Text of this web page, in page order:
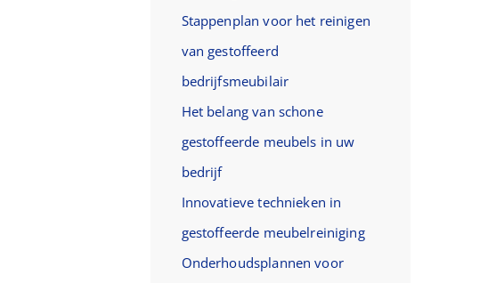
Stappenplan voor het reinigen
van gestoffeerd
bedrijfsmeubilair
Het belang van schone
gestoffeerde meubels in uw
bedrijf
Innovatieve technieken in
gestoffeerde meubelreiniging
Onderhoudsplannen voor